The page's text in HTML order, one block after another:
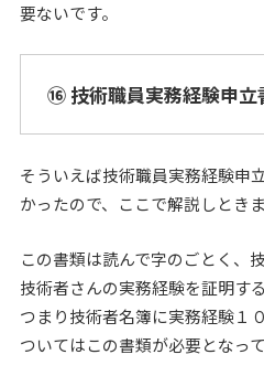
要ないです。
⑯ 技術職員実務経験申立
そういえば技術職員実務経験申
かったので、ここで解説しときま
この書類は読んで字のごとく、
技術者さんの実務経験を証明す
つまり技術者名簿に実務経験１
ついてはこの書類が必要となって